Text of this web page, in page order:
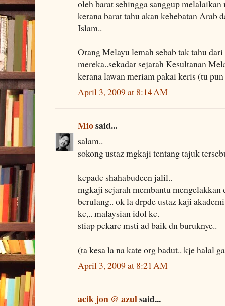
oleh barat sehingga sanggup
kerana barat tahu akan kehebatan Arab
Islam..
Orang Melayu lemah sebab tak tahu
mereka..sekadar sejarah Kesultanan
kerana lawan meriam pakai keris (tu
April 3, 2009 at 8:14 AM
Miosaid...
salam..
sokong ustaz mgkaji tentang tajuk
kepade shahabudeen jalil..
mgkaji sejarah membantu mengelakkan
berulang.. ok la drpde ustaz kaji
ke,.. malaysian idol ke.
stiap pekare msti ad baik dn buruknye..
(ta kesa la na kate org badut.. kje halal
April 3, 2009 at 8:21 AM
acik jon @ azulsaid...